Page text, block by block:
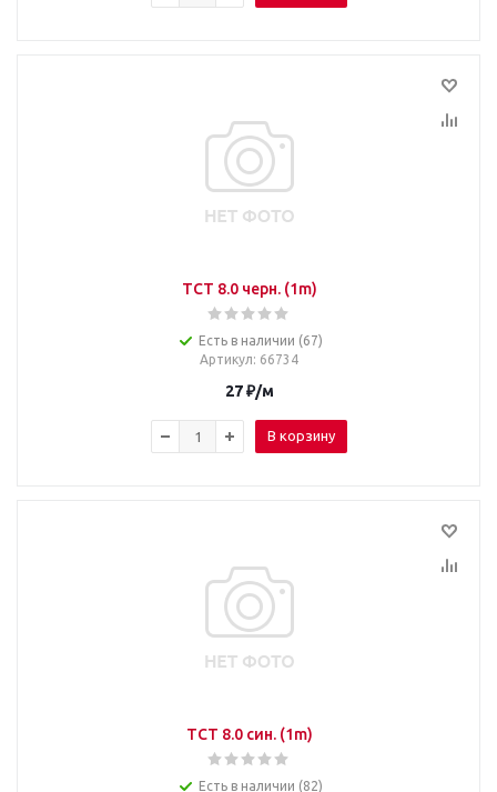
TCT 8.0 черн. (1m)
Есть в наличии (67)
Артикул: 66734
27₽/м
В корзину
TCT 8.0 син. (1m)
Есть в наличии (82)